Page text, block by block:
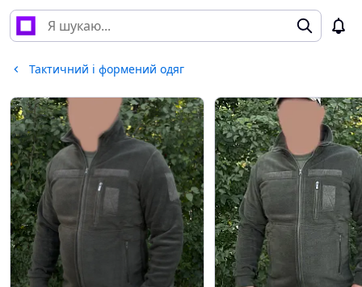
Тактичний і формений одяг